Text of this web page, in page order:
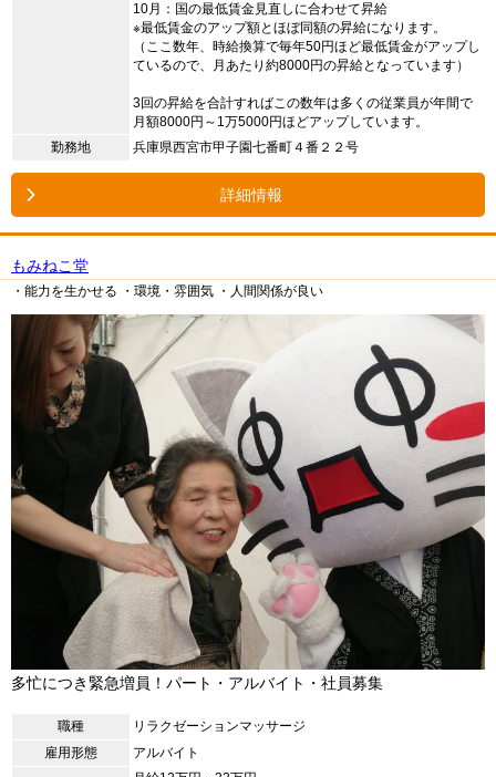
10月：国の最低賃金見直しに合わせて昇給
※最低賃金のアップ額とほぼ同額の昇給になります。
（ここ数年、時給換算で毎年50円ほど最低賃金がアップし
ているので、月あたり約8000円の昇給となっています）
3回の昇給を合計すればこの数年は多くの従業員が年間で
月額8000円～1万5000円ほどアップしています。
勤務地
兵庫県西宮市甲子園七番町４番２２号
詳細情報
もみねこ堂
・能力を生かせる ・環境・雰囲気 ・人間関係が良い
多忙につき緊急増員！パート・アルバイト・社員募集
職種
リラクゼーションマッサージ
雇用形態
アルバイト